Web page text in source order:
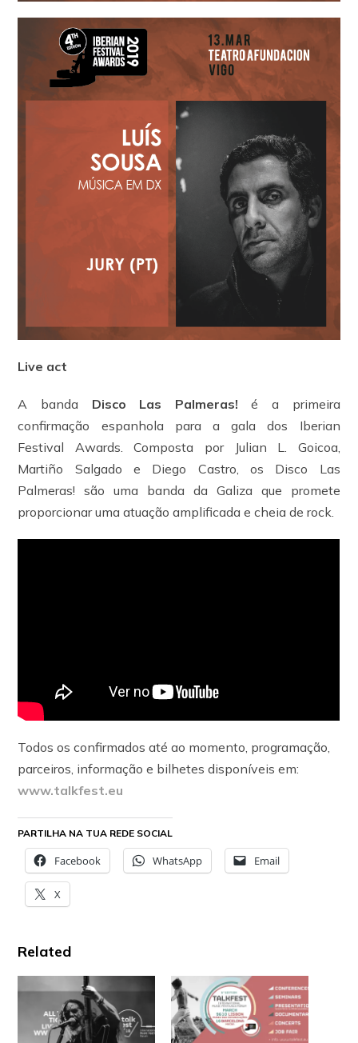
Live act
A banda Disco Las Palmeras! é a primeira
confirmação espanhola para a gala dos Iberian
Festival Awards. Composta por Julian L. Goicoa,
Martiño Salgado e Diego Castro, os Disco Las
Palmeras! são uma banda da Galiza que promete
proporcionar uma atuação amplificada e cheia de rock.
Todos os confirmados até ao momento, programação,
parceiros, informação e bilhetes disponíveis em:
www.talkfest.eu
PARTILHA NA TUA REDE SOCIAL
Facebook WhatsApp Email
X
Related